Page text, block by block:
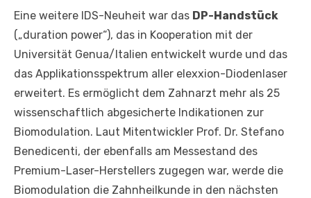
Eine weitere IDS-Neuheit war das DP-Handstück
(„duration power“), das in Kooperation mit der
Universität Genua/Italien entwickelt wurde und das
das Applikationsspektrum aller elexxion-Diodenlaser
erweitert. Es ermöglicht dem Zahnarzt mehr als 25
wissenschaftlich abgesicherte Indikationen zur
Biomodulation. Laut Mitentwickler Prof. Dr. Stefano
Benedicenti, der ebenfalls am Messestand des
Premium-Laser-Herstellers zugegen war, werde die
Biomodulation die Zahnheilkunde in den nächsten